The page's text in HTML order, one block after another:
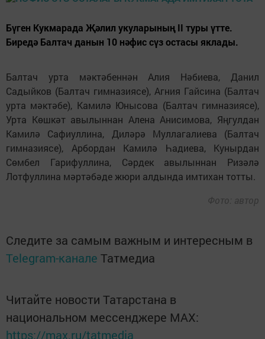
Бүген Кукмарада Җәлил укуларының II туры үтте.
Биредә Балтач данын 10 нәфис сүз остасы яклады.
Балтач урта мәктәбеннән Алия Нәбиева, Данил
Садыйков (Балтач гимназиясе), Агния Гайсина (Балтач
урта мәктәбе), Камилә Юнысова (Балтач гимназиясе),
Урта Көшкәт авылыннан Алена Анисимова, Яңгулдан
Камилә Сафиуллина, Диләрә Муллагалиева (Балтач
гимназиясе), Арбордан Камилә Һадиева, Кунырдан
Сөмбел Гарифуллина, Сәрдек авылыннан Ризәлә
Лотфуллина мәртәбәде жюри алдында имтихан тотты.
Фото: автор
Следите за самым важным и интересным в
Telegram-канале Татмедиа
Читайте новости Татарстана в
национальном мессенджере MАХ:
https://max.ru/tatmedia